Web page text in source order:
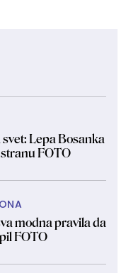
Lepa Bosanka
FOTO
modna pravila da
FOTO